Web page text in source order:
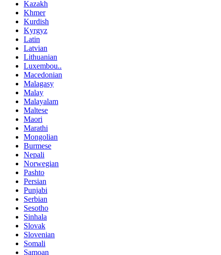
Kazakh
Khmer
Kurdish
Kyrgyz
Latin
Latvian
Lithuanian
Luxembou..
Macedonian
Malagasy
Malay
Malayalam
Maltese
Maori
Marathi
Mongolian
Burmese
Nepali
Norwegian
Pashto
Persian
Punjabi
Serbian
Sesotho
Sinhala
Slovak
Slovenian
Somali
Samoan